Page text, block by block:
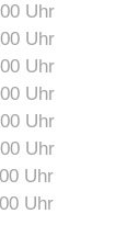
Uhr
Uhr
Uhr
Uhr
Uhr
Uhr
Uhr
Uhr